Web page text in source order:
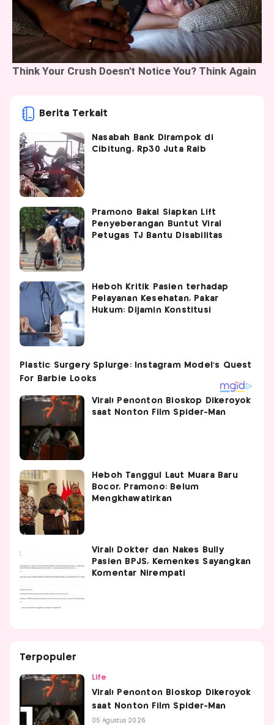
Berita Terkait
Nasabah Bank Dirampok di
Cibitung, Rp30 Juta Raib
Pramono Bakal Siapkan Lift
Penyeberangan Buntut Viral
Petugas TJ Bantu Disabilitas
Heboh Kritik Pasien terhadap
Pelayanan Kesehatan, Pakar
Hukum: Dijamin Konstitusi
Viral! Penonton Bioskop Dikeroyok
saat Nonton Film Spider-Man
Heboh Tanggul Laut Muara Baru
Bocor, Pramono: Belum
Mengkhawatirkan
Viral! Dokter dan Nakes Bully
Pasien BPJS, Kemenkes Sayangkan
Komentar Nirempati
Terpopuler
Life
Viral! Penonton Bioskop Dikeroyok
saat Nonton Film Spider-Man
05 Agustus 2026